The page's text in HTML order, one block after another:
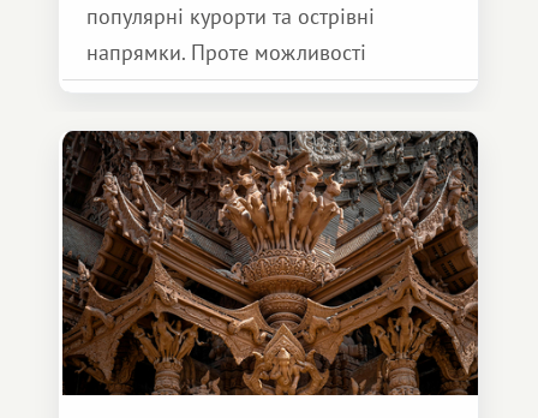
популярні курорти та острівні
напрямки. Проте можливості
обмінної системи значно ширші.
Серед них є і Африка – континент,
який здатний подарувати зовсім
інший формат подорожі.